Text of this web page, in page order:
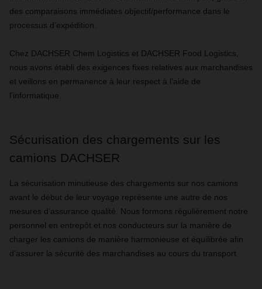
des comparaisons immédiates objectif/performance dans le
processus d’expédition.
Chez DACHSER Chem Logistics et DACHSER Food Logistics,
nous avons établi des exigences fixes relatives aux marchandises
et veillons en permanence à leur respect à l’aide de
l’informatique.
Sécurisation des chargements sur les
camions DACHSER
La sécurisation minutieuse des chargements sur nos camions
avant le début de leur voyage représente une autre de nos
mesures d’assurance qualité. Nous formons régulièrement notre
personnel en entrepôt et nos conducteurs sur la manière de
charger les camions de manière harmonieuse et équilibrée afin
d’assurer la sécurité des marchandises au cours du transport.